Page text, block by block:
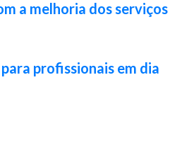
a melhoria dos serviços
profissionais em dia